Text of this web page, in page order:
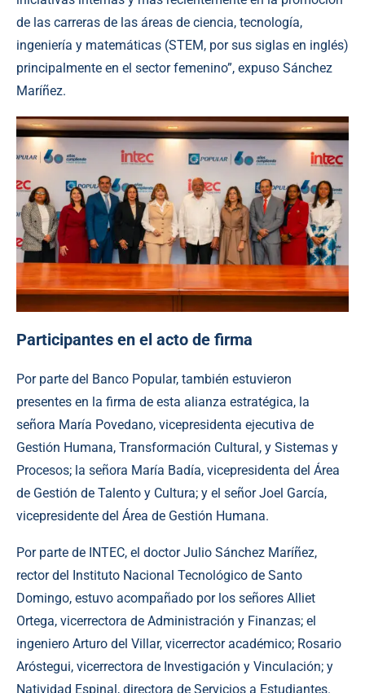
de las carreras de las áreas de ciencia, tecnología,
ingeniería y matemáticas (STEM, por sus siglas en inglés)
principalmente en el sector femenino”, expuso Sánchez
Maríñez.
Participantes en el acto de firma
Por parte del Banco Popular, también estuvieron
presentes en la firma de esta alianza estratégica, la
señora María Povedano, vicepresidenta ejecutiva de
Gestión Humana, Transformación Cultural, y Sistemas y
Procesos; la señora María Badía, vicepresidenta del Área
de Gestión de Talento y Cultura; y el señor Joel García,
vicepresidente del Área de Gestión Humana.
Por parte de INTEC, el doctor Julio Sánchez Maríñez,
rector del Instituto Nacional Tecnológico de Santo
Domingo, estuvo acompañado por los señores Alliet
Ortega, vicerrectora de Administración y Finanzas; el
ingeniero Arturo del Villar, vicerrector académico; Rosario
Aróstegui, vicerrectora de Investigación y Vinculación; y
Natividad Espinal, directora de Servicios a Estudiantes.